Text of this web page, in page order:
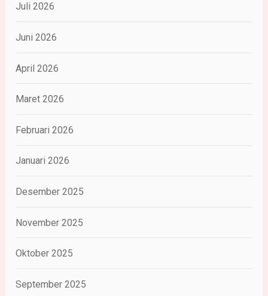
Juli 2026
Juni 2026
April 2026
Maret 2026
Februari 2026
Januari 2026
Desember 2025
November 2025
Oktober 2025
September 2025